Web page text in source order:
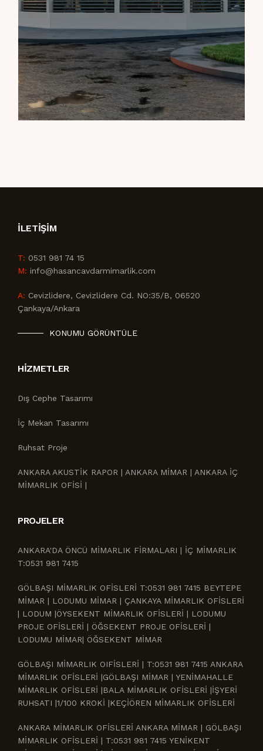
İLETIŞIM
T: 0531 981 74 15
M: info@hasancavdarmimarlik.com
A: Cevizlidere, Cevizlidere Cd. NO:35/B, 06520
Çankaya/Ankara
KONUMU GÖRÜNTÜLE
HIZMETLER
Dış Cephe Tasarımı
İç Mekan Tasarımı
Ruhsat Proje
ANKARA AKUSTİK RAPOR | ANKARA MİMAR | ANKARA İÇ
MİMARLIK OFİSİ |
PROJELER
ANKARA'DA ÖNCÜ MİMARLIK FİRMALARI | İÇ MİMARLIK
T:0531 981 7415
GÖLBAŞI MİMARLIK OFİSLERİ T:0531 981 7415 BEYTEPE
MİMAR | LODUMU MİMAR | ÇANKAYA MİMARLIK OFİSLERİ
| LODUM |ÖYSEKENT MİMARLIK OFİSLERİ | LODUMU
PROJE OFİSLERİ | ÖĞSEKENT PROJE OFİSLERİ |
LODUMU MİMAR| ÖĞSEKENT MİMAR
GÖLBAŞI MİMARLIK OIFİSLERİ | T:0531 981 7415 ANKARA
MİMARLIK OFİSLERİ |GÖLBAŞI MİMAR | YENİMAHALLE
MİMARLIK OFİSLERİ |BALA MİMARLIK OFİSLERİ |İŞYERİ
RUHSATI |1/100 KROKİ |KEÇİÖREN MİMARLIK OFİSLERİ
ANKARA MİMARLIK OFİSLERİ ANKARA MİMAR | GÖLBAŞI
MİMARLIK OFİSLERİ | T:0531 981 7415 YENİKENT